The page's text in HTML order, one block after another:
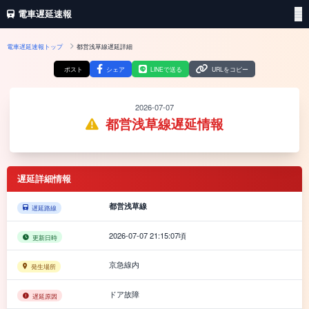
電車遅延速報
電車遅延速報トップ 都営浅草線遅延詳細
ポスト シェア LINEで送る URLをコピー
2026-07-07
都営浅草線遅延情報
遅延詳細情報
遅延路線 都営浅草線
更新日時 2026-07-07 21:15:07頃
発生場所 京急線内
遅延原因 ドア故障